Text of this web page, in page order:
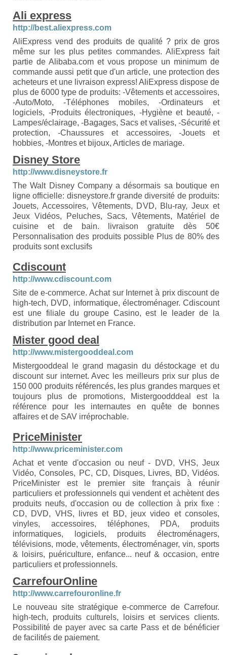
Ali express
http://best.aliexpress.com
AliExpress vend des produits de qualité ? prix de gros
même sur les plus petites commandes. AliExpress fait
partie de Alibaba.com et vous propose un minimum de
commande aussi petit que d'un article, une protection des
acheteurs et une livraison express! AliExpress dispose de
plus de 6000 type de produits: -Vêtements et accessoires,
-Auto/Moto, -Téléphones mobiles, -Ordinateurs et
logiciels, -Produits électroniques, -Hygiène et beauté, -
Lampes/éclairage, -Bagages, Sacs et valises, -Sécurité et
protection, -Chaussures et accessoires, -Jouets et
hobbies, -Montres et bijoux, Articles de mariage.
Disney Store
http://www.disneystore.fr
The Walt Disney Company a désormais sa boutique en
ligne officielle: disneystore.fr grande diversité de produits:
Jouets, Accessoires, Vêtements, DVD, Blu-ray, Jeux et
Jeux Vidéos, Peluches, Sacs, Vêtements, Matériel de
cuisine et de bain. livraison gratuite dès 50€
Personnalisation des produits possible Plus de 80% des
produits sont exclusifs
Cdiscount
http://www.cdiscount.com
Site de e-commerce. Achat sur Internet à prix discount de
high-tech, DVD, informatique, électroménager. Cdiscount
est une filiale du groupe Casino, est le leader de la
distribution par Internet en France.
Mister good deal
http://www.mistergooddeal.com
Mistergooddeal le grand magasin du déstockage et du
discount sur internet. Avec les meilleurs prix sur plus de
150 000 produits référencés, les plus grandes marques et
toujours plus de promotions, Mistergoodddeal est la
référence pour les internautes en quête de bonnes
affaires et de SAV irréprochable.
PriceMinister
http://www.priceminister.com
Achat et vente d'occasion ou neuf - DVD, VHS, Jeux
Vidéo, Consoles, PC, CD, Disques, Livres, BD, Vidéos.
PriceMinister est le premier site français à réunir
particuliers et professionnels qui vendent et achètent des
produits neufs, d'occasion ou de collection à prix fixe :
CD, DVD, VHS, livres et BD, jeux video et consoles,
vinyles, accessoires, téléphones, PDA, produits
informatiques, logiciels, produits électroménagers,
télévisions, mode, vêtements, électroménager, vin, sports
& loisirs, puériculture, enfance... neuf & occasion, entre
particuliers et professionnels.
CarrefourOnline
http://www.carrefouronline.fr
Le nouveau site stratégique e-commerce de Carrefour.
high-tech, produits culturels, loisirs et services clients.
Possibilité de payer avec sa carte Pass et de bénéficier
de facilités de paiement.